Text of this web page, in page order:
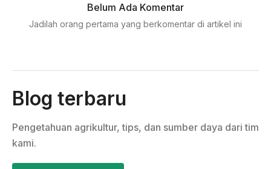
Belum Ada Komentar
Jadilah orang pertama yang berkomentar di artikel ini
Blog terbaru
Pengetahuan agrikultur, tips, dan sumber daya dari tim
kami.